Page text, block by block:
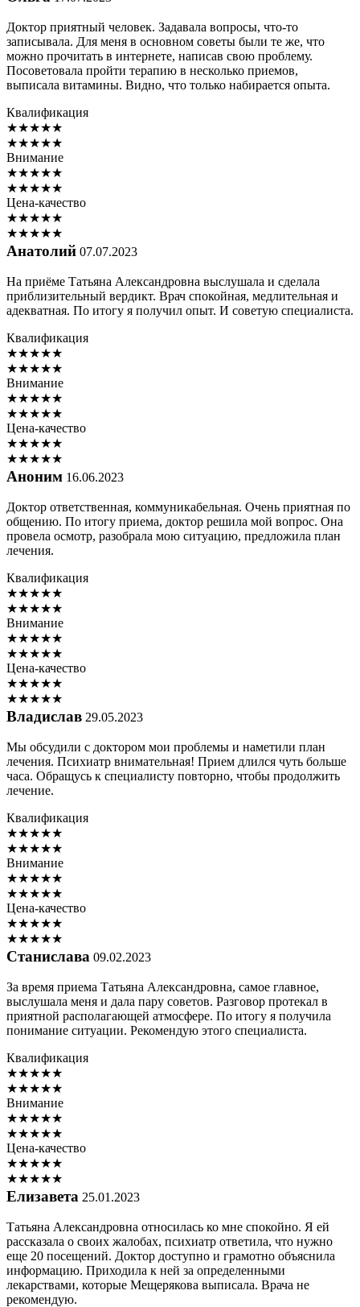
Доктор приятный человек. Задавала вопросы, что-то
записывала. Для меня в основном советы были те же, что
можно прочитать в интернете, написав свою проблему.
Посоветовала пройти терапию в несколько приемов,
выписала витамины. Видно, что только набирается опыта.
Квалификация
★★★★★
★★★★★
Внимание
★★★★★
★★★★★
Цена-качество
★★★★★
★★★★★
Анатолий 07.07.2023
На приёме Татьяна Александровна выслушала и сделала
приблизительный вердикт. Врач спокойная, медлительная и
адекватная. По итогу я получил опыт. И советую специалиста.
Квалификация
★★★★★
★★★★★
Внимание
★★★★★
★★★★★
Цена-качество
★★★★★
★★★★★
Аноним 16.06.2023
Доктор ответственная, коммуникабельная. Очень приятная по
общению. По итогу приема, доктор решила мой вопрос. Она
провела осмотр, разобрала мою ситуацию, предложила план
лечения.
Квалификация
★★★★★
★★★★★
Внимание
★★★★★
★★★★★
Цена-качество
★★★★★
★★★★★
Владислав 29.05.2023
Мы обсудили с доктором мои проблемы и наметили план
лечения. Психиатр внимательная! Прием длился чуть больше
часа. Обращусь к специалисту повторно, чтобы продолжить
лечение.
Квалификация
★★★★★
★★★★★
Внимание
★★★★★
★★★★★
Цена-качество
★★★★★
★★★★★
Станислава 09.02.2023
За время приема Татьяна Александровна, самое главное,
выслушала меня и дала пару советов. Разговор протекал в
приятной располагающей атмосфере. По итогу я получила
понимание ситуации. Рекомендую этого специалиста.
Квалификация
★★★★★
★★★★★
Внимание
★★★★★
★★★★★
Цена-качество
★★★★★
★★★★★
Елизавета 25.01.2023
Татьяна Александровна относилась ко мне спокойно. Я ей
рассказала о своих жалобах, психиатр ответила, что нужно
еще 20 посещений. Доктор доступно и грамотно объяснила
информацию. Приходила к ней за определенными
лекарствами, которые Мещерякова выписала. Врача не
рекомендую.